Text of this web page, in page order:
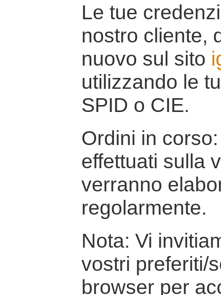
Le tue
nostro cliente,
nuovo sul sito
utilizzando le
SPID o CIE.
Ordini in
effettuati sulla
verranno
regolarmente.
Nota: Vi
vostri preferiti/
browser per